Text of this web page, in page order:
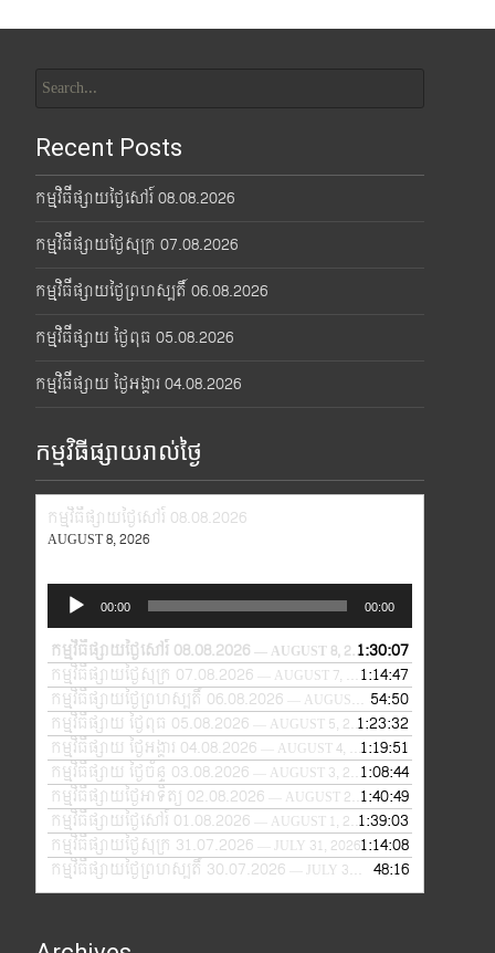
for:
Recent Posts
កម្មវិធីផ្សាយថ្ងៃសៅរ៍ 08.08.2026
កម្មវិធីផ្សាយថ្ងៃសុក្រ 07.08.2026
កម្មវិធីផ្សាយថ្ងៃព្រហស្បតិ៍ 06.08.2026
កម្មវិធីផ្សាយ ថ្ងៃពុធ 05.08.2026
កម្មវិធីផ្សាយ ថ្ងៃអង្គារ 04.08.2026
កម្មវិធីផ្សាយរាល់ថ្ងៃ
កម្មវិធីផ្សាយថ្ងៃសៅរ៍ 08.08.2026
AUGUST 8, 2026
Audio
Player
00:00 00:00
កម្មវិធីផ្សាយថ្ងៃសៅរ៍ 08.08.2026— AUGUST 8, 2026 1:30:07
កម្មវិធីផ្សាយថ្ងៃសុក្រ 07.08.2026
— AUGUST 7, 2026
1:14:47
កម្មវិធីផ្សាយថ្ងៃព្រហស្បតិ៍ 06.08.2026
— AUGUST 6, 2026
54:50
កម្មវិធីផ្សាយ ថ្ងៃពុធ 05.08.2026
— AUGUST 5, 2026 1:23:32
កម្មវិធីផ្សាយ ថ្ងៃអង្គារ 04.08.2026
— AUGUST 4, 2026
1:19:51
កម្មវិធីផ្សាយ ថ្ងៃច័ន្ទ 03.08.2026
— AUGUST 3, 2026 1:08:44
កម្មវិធីផ្សាយថ្ងៃអាទិត្យ 02.08.2026
— AUGUST 2, 2026 1:40:49
កម្មវិធីផ្សាយថ្ងៃសៅរ៍ 01.08.2026
— AUGUST 1, 2026 1:39:03
កម្មវិធីផ្សាយថ្ងៃសុក្រ 31.07.2026
— JULY 31, 20261:14:08
កម្មវិធីផ្សាយថ្ងៃព្រហស្បតិ៍ 30.07.2026
— JULY 30, 2026 48:16